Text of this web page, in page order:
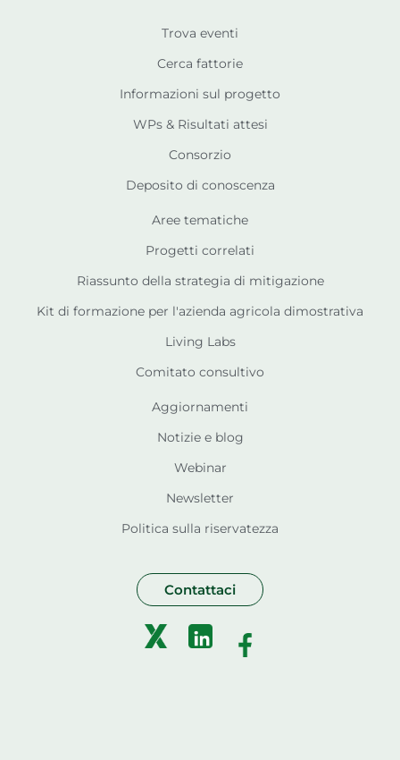
Trova eventi
Cerca fattorie
Informazioni sul progetto
WPs & Risultati attesi
Consorzio
Deposito di conoscenza
Aree tematiche
Progetti correlati
Riassunto della strategia di mitigazione
Kit di formazione per l'azienda agricola dimostrativa
Living Labs
Comitato consultivo
Aggiornamenti
Notizie e blog
Webinar
Newsletter
Politica sulla riservatezza
Contattaci